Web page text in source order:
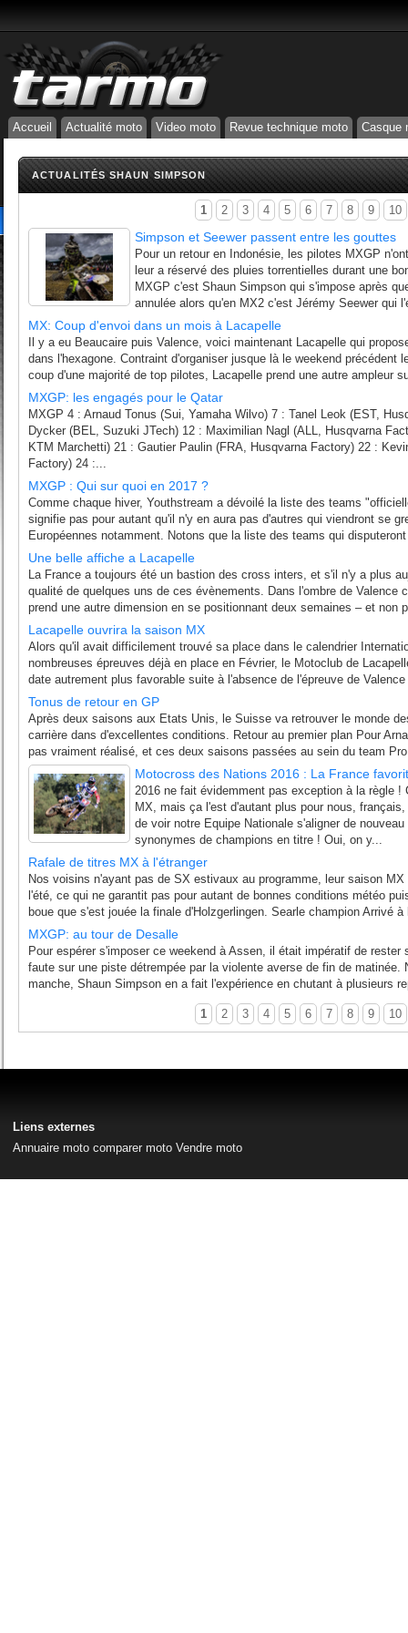
Accueil Actualité moto Video moto Revue technique moto Casque
ACTUALITÉS SHAUN SIMPSON
1 2 3 4 5 6 7 8 9 10
Simpson et Seewer passent entre les gouttes
Pour un retour en Indonésie, les pilotes MXGP
leur a réservé des pluies torrentielles durant une
MXGP c'est Shaun Simpson qui s'impose après
annulée alors qu'en MX2 c'est Jérémy Seewer qui
MX: Coup d'envoi dans un mois à Lacapelle
Il y a eu Beaucaire puis Valence, voici maintenant Lacapelle qui
dans l'hexagone. Contraint d'organiser jusque là le weekend précédent
coup d'une majorité de top pilotes, Lacapelle prend une autre ampleur
MXGP: les engagés pour le Qatar
MXGP 4 : Arnaud Tonus (Sui, Yamaha Wilvo) 7 : Tanel Leok (EST,
Dycker (BEL, Suzuki JTech) 12 : Maximilian Nagl (ALL, Husqvarna
KTM Marchetti) 21 : Gautier Paulin (FRA, Husqvarna Factory) 22 :
Factory) 24 :...
MXGP : Qui sur quoi en 2017 ?
Comme chaque hiver, Youthstream a dévoilé la liste des teams
signifie pas pour autant qu'il n'y en aura pas d'autres qui viendront se
Européennes notamment. Notons que la liste des teams qui
Une belle affiche a Lacapelle
La France a toujours été un bastion des cross inters, et s'il n'y a plus
qualité de quelques uns de ces évènements. Dans l'ombre de Valence
prend une autre dimension en se positionnant deux semaines – et non
Lacapelle ouvrira la saison MX
Alors qu'il avait difficilement trouvé sa place dans le calendrier
nombreuses épreuves déjà en place en Février, le Motoclub de
date autrement plus favorable suite à l'absence de l'épreuve de
Tonus de retour en GP
Après deux saisons aux Etats Unis, le Suisse va retrouver le monde
carrière dans d'excellentes conditions. Retour au premier plan Pour
pas vraiment réalisé, et ces deux saisons passées au sein du team
Motocross des Nations 2016 : La France
2016 ne fait évidemment pas exception à la règle
MX, mais ça l'est d'autant plus pour nous,
de voir notre Equipe Nationale s'aligner de
synonymes de champions en titre ! Oui, on y...
Rafale de titres MX à l'étranger
Nos voisins n'ayant pas de SX estivaux au programme, leur saison
l'été, ce qui ne garantit pas pour autant de bonnes conditions météo
boue que s'est jouée la finale d'Holzgerlingen. Searle champion Arrivé
MXGP: au tour de Desalle
Pour espérer s'imposer ce weekend à Assen, il était impératif de rester
faute sur une piste détrempée par la violente averse de fin de matinée.
manche, Shaun Simpson en a fait l'expérience en chutant à plusieurs
1 2 3 4 5 6 7 8 9 10
Liens externes
Annuaire moto comparer moto Vendre moto